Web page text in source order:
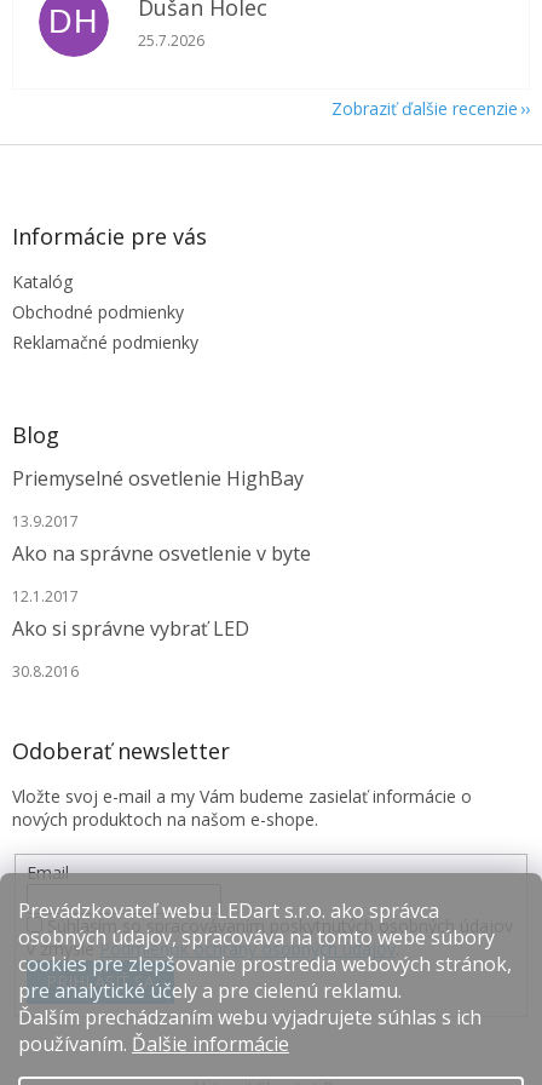
Prevádzkovateľ webu LEDart s.r.o. ako správca
osobných údajov, spracováva na tomto webe súbory
cookies pre zlepšovanie prostredia webových stránok,
pre analytické účely a pre cielenú reklamu.
Ďalším prechádzaním webu vyjadrujete súhlas s ich
používaním. Ďalšie informácie
DH Dušan Holec
Hodnotenie obchodu je 5 z 5 hviezdičiek.
25.7.2026
Zobraziť ďalšie recenzie
Z
Informácie pre vás
Katalóg
Obchodné podmienky
Reklamačné podmienky
Blog
Priemyselné osvetlenie HighBay
13.9.2017
Ako na správne osvetlenie v byte
12.1.2017
Ako si správne vybrať LED
30.8.2016
Odoberať newsletter
Vložte svoj e-mail a my Vám budeme zasielať informácie o
nových produktoch na našom e-shope.
Email
Súhlasím so spracovávaním poskytnutých osobných údajov
v zmysle Podmienok ochrany osobných údajov.
PRIHLÁSIŤ SA